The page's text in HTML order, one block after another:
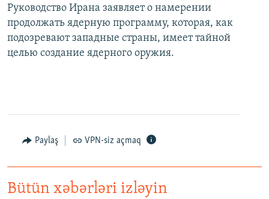
Руководство Ирана заявляет о намерении
продолжать ядерную программу, которая, как
подозревают западные страны, имеет тайной
целью создание ядерного оружия.
Paylaş VPN-siz açmaq
Bütün xəbərləri izləyin